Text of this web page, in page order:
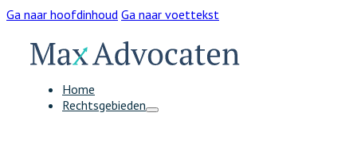
Ga naar hoofdinhoud Ga naar voettekst
Home
Rechtsgebieden